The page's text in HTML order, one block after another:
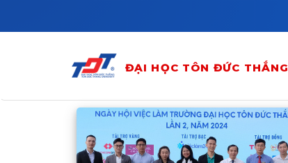
ĐẠI HỌC TÔN ĐỨC THẮNG